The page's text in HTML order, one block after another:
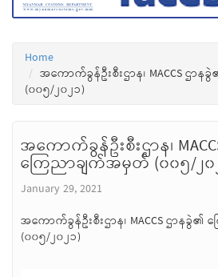
Home
အကောက်ခွန်ဦးစီးဌာန၊ MACCS ဌ
(၀၀၅/၂၀၂၁)
အကောက်ခွန်ဦးစီးဌာန၊
ကြေညာချက်အမှတ် (၀၀၅/၂၀
January 29, 2021
အကောက်ခွန်ဦးစီးဌာန၊ MACCS ဌာနခွဲ
(၀၀၅/၂၀၂၁)